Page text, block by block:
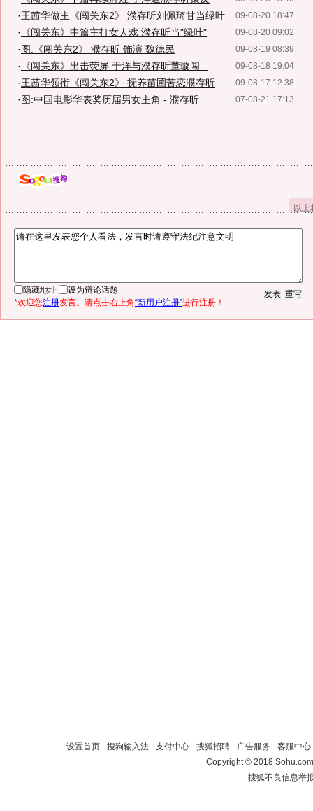
09-08-20 18:47
·王茜华做主《闯关东2》 濮存昕刘佩琦甘当绿叶
09-08-20 09:02
· 《闯关东》中篇主打女人戏 濮存昕当"绿叶"
09-08-19 08:39
· 图:《闯关东2》 濮存昕 饰演 魏德民
09-08-18 19:04
· 《闯关东》出击荧屏 于洋与濮存昕董璇闯...
09-08-17 12:38
·王茜华领衔《闯关东2》 抚养苗圃苦恋濮存昕
07-08-21 17:13
· 图:中国电影华表奖历届男女主角 - 濮存昕
以
隐藏地址
设为辩论话题
*欢迎您注册发言。请点击右上角“新用户注册”进行注册！
设置首页 - 搜狗输入法 - 支付中心 - 搜狐招聘 - 广告服务 - 客服中心
Copyright©2018
搜狐不良信息举